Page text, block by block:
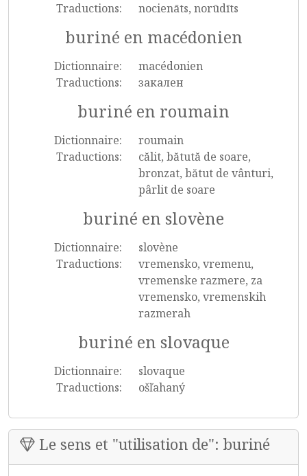
Traductions:
nocienāts, norūdīts
buriné en macédonien
Dictionnaire:
macédonien
Traductions:
закален
buriné en roumain
Dictionnaire:
roumain
Traductions:
călit, bătută de soare,
bronzat, bătut de vânturi,
pârlit de soare
buriné en slovène
Dictionnaire:
slovène
Traductions:
vremensko, vremenu,
vremenske razmere, za
vremensko, vremenskih
razmerah
buriné en slovaque
Dictionnaire:
slovaque
Traductions:
ošľahaný
Le sens et "utilisation de": buriné